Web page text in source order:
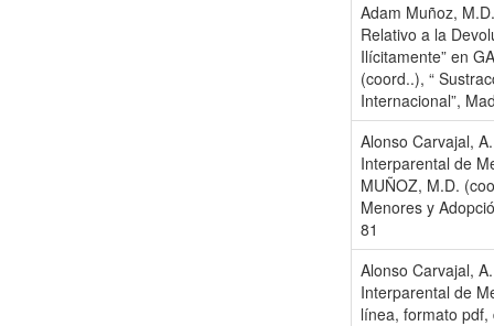
Adam Muñoz,
Relativo a la
Ilícitamente” en
(coord..), “
Internacional”,
Alonso Carvajal,
Interparental de
MUÑOZ, M.D.
Menores y
81
Alonso Carvajal,
Interparental de
línea, formato